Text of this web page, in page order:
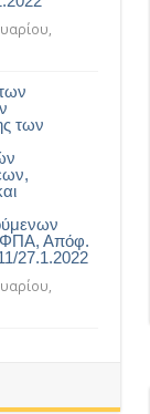
των
Απόφ.
27.1.2022